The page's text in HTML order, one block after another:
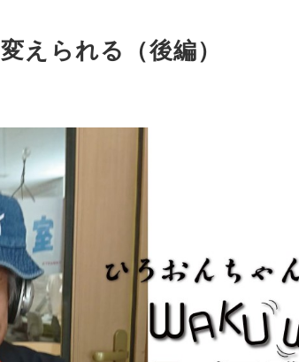
えられる（後編）